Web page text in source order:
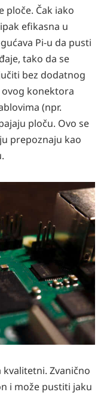
ploče. Čak iako
efikasna u
Pi-u da pusti
tako da se
bez dodatnog
konektora
(npr.
ploču. Ovo se
prepoznaju kao
Zvanično
i može pustiti jaku